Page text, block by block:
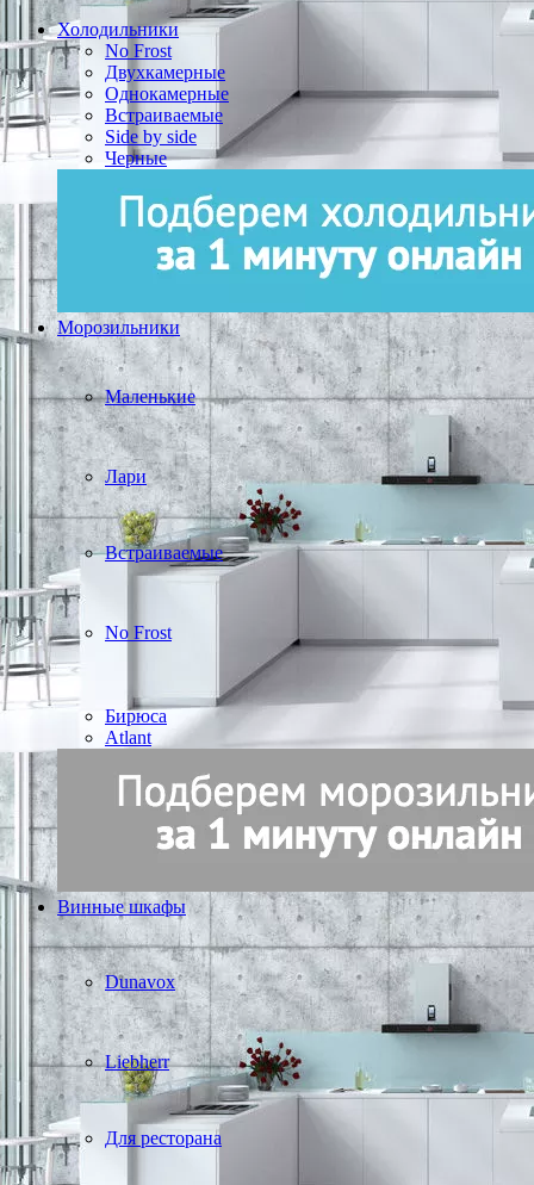
Холодильники
No Frost
Двухкамерные
Однокамерные
Встраиваемые
Side by side
Черные
Морозильники
Маленькие
Лари
Встраиваемые
No Frost
Бирюса
Atlant
Винные шкафы
Dunavox
Liebherr
Для ресторана